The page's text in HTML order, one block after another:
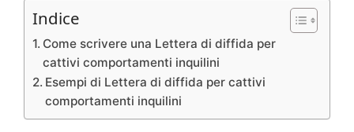
Indice
Come scrivere una Lettera di diffida per
cattivi comportamenti inquilini
Esempi di Lettera di diffida per cattivi
comportamenti inquilini